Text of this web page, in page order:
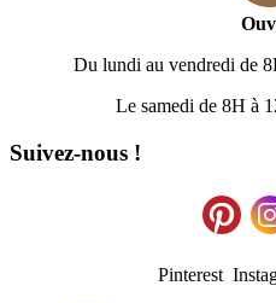
Du lundi au vendredi de
Le samedi de 8H à
Suivez-nous !
Pinterest